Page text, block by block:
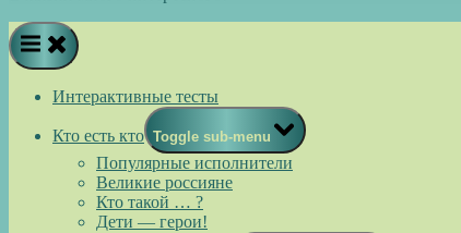
Интерактивные тесты
Кто есть кто Toggle sub-menu
Популярные исполнители
Великие россияне
Кто такой … ?
Дети — герои!